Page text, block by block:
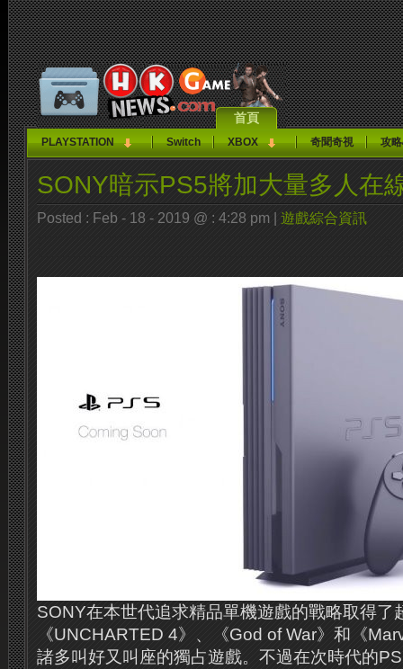
首頁
PLAYSTATION Switch XBOX 奇聞奇視 攻
SONY暗示PS5將加大量多人在
Posted : Feb - 18 - 2019 @ : 4:28 pm | 遊戲綜合資訊
SONY在本世代追求精品單機遊戲的戰略取得了
《UNCHARTED 4》、《God of War》和《
諸多叫好又叫座的獨占遊戲。不過在次時代的